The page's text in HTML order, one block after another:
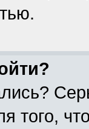
того,